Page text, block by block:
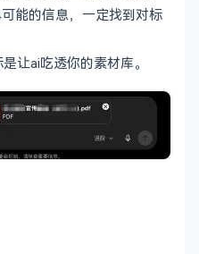
能的信息，一定找到对标
让ai吃透你的素材库。